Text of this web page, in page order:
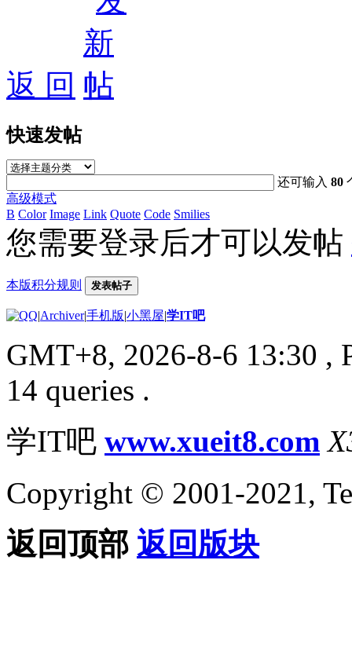
返 回
快速发帖
还可输入80
高级模式
B Color Image Link Quote Code Smilies
您需要登录后才可以发帖
本版积分规则 发表帖子
|Archiver|手机版|小黑屋|学IT吧
GMT+8, 2026-8-6 13:30 ,
14 queries .
学IT吧 www.xueit8.com
Copyright © 2001-2021,
返回顶部 返回版块